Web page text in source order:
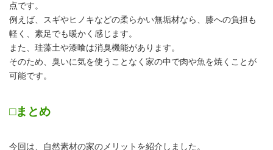
点です。
例えば、スギやヒノキなどの柔らかい無垢材なら、膝への負担も
軽く、素足でも暖かく感じます。
また、珪藻土や漆喰は消臭機能があります。
そのため、臭いに気を使うことなく家の中で肉や魚を焼くことが
可能です。
□まとめ
今回は、自然素材の家のメリットを紹介しました。